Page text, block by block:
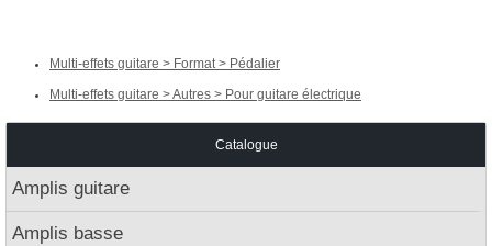
Multi-effets guitare > Format > Pédalier
Multi-effets guitare > Autres > Pour guitare électrique
Catalogue
Amplis guitare
Amplis basse